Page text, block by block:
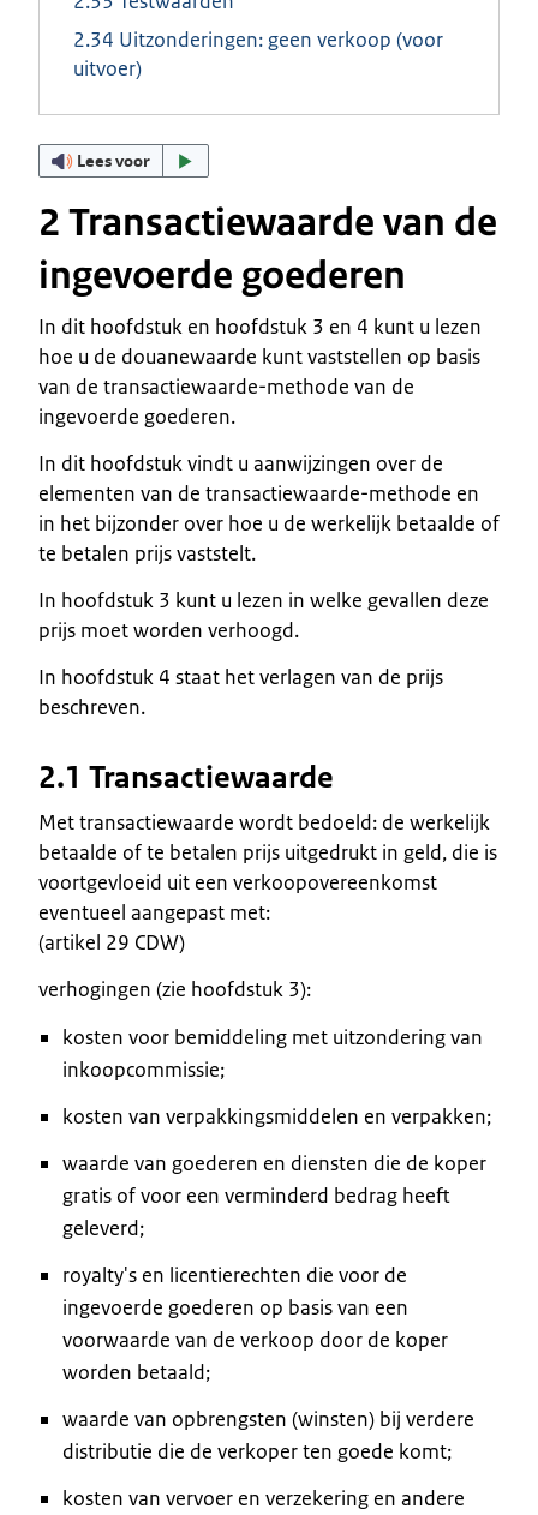
2.34 Uitzonderingen: geen verkoop (voor
uitvoer)
Lees voor
2 Transactiewaarde van de
ingevoerde goederen
In dit hoofdstuk en hoofdstuk 3 en 4 kunt u lezen
hoe u de douanewaarde kunt vaststellen op basis
van de transactiewaarde-methode van de
ingevoerde goederen.
In dit hoofdstuk vindt u aanwijzingen over de
elementen van de transactiewaarde-methode en
in het bijzonder over hoe u de werkelijk betaalde of
te betalen prijs vaststelt.
In hoofdstuk 3 kunt u lezen in welke gevallen deze
prijs moet worden verhoogd.
In hoofdstuk 4 staat het verlagen van de prijs
beschreven.
2.1 Transactiewaarde
Met transactiewaarde wordt bedoeld: de werkelijk
betaalde of te betalen prijs uitgedrukt in geld, die is
voortgevloeid uit een verkoopovereenkomst
eventueel aangepast met:
(artikel 29 CDW)
verhogingen (zie hoofdstuk 3):
kosten voor bemiddeling met uitzondering van
inkoopcommissie;
kosten van verpakkingsmiddelen en verpakken;
waarde van goederen en diensten die de koper
gratis of voor een verminderd bedrag heeft
geleverd;
royalty's en licentierechten die voor de
ingevoerde goederen op basis van een
voorwaarde van de verkoop door de koper
worden betaald;
waarde van opbrengsten (winsten) bij verdere
distributie die de verkoper ten goede komt;
kosten van vervoer en verzekering en andere